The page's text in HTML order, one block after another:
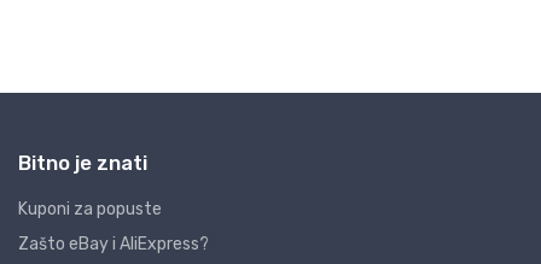
Bitno je znati
Kuponi za popuste
Zašto eBay i AliExpress?